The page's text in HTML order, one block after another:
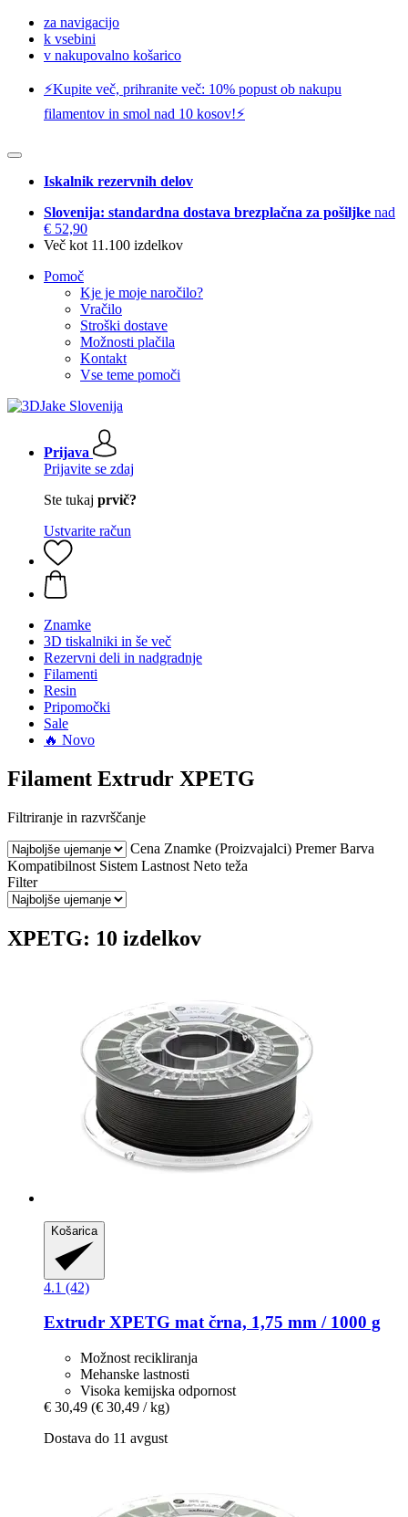
za navigacijo
k vsebini
v nakupovalno košarico
⚡️Kupite več, prihranite več: 10% popust ob nakupu
filamentov in smol nad 10 kosov!⚡️
Iskalnik rezervnih delov
Slovenija: standardna dostava brezplačna za pošiljke nad
€ 52,90
Več kot 11.100 izdelkov
Pomoč
Kje je moje naročilo?
Vračilo
Stroški dostave
Možnosti plačila
Kontakt
Vse teme pomoči
Prijava
Prijavite se zdaj
Ste tukaj prvič?
Ustvarite račun
Znamke
3D tiskalniki in še več
Rezervni deli in nadgradnje
Filamenti
Resin
Pripomočki
Sale
🔥 Novo
Filament Extrudr XPETG
Filtriranje in razvrščanje
Cena Znamke (Proizvajalci) Premer Barva
Kompatibilnost Sistem Lastnost Neto teža
Filter
XPETG: 10 izdelkov
Košarica
4.1 (42)
Extrudr XPETG mat črna, 1,75 mm / 1000 g
Možnost recikliranja
Mehanske lastnosti
Visoka kemijska odpornost
€ 30,49 (€ 30,49 / kg)
Dostava do 11 avgust